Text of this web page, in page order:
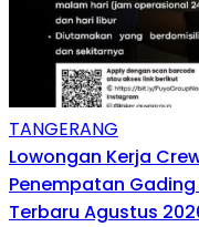
TANGERANG
Lowongan Kerja
Penempatan
Terbaru Agustus